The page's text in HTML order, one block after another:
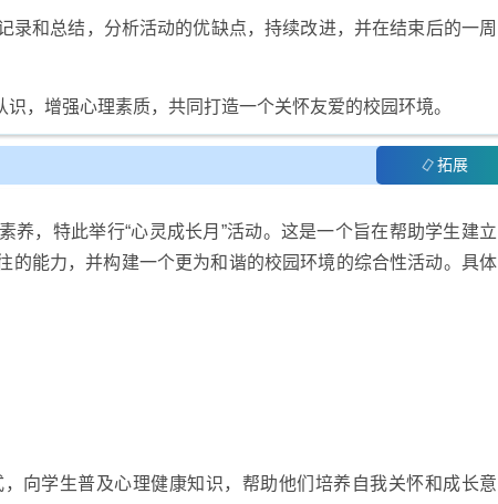
和总结，分析活动的优缺点，持续改进，并在结束后的一周
，增强心理素质，共同打造一个关怀友爱的校园环境。
拓展
，特此举行“心灵成长月”活动。这是一个旨在帮助学生建立
能力，并构建一个更为和谐的校园环境的综合性活动。具体
向学生普及心理健康知识，帮助他们培养自我关怀和成长意